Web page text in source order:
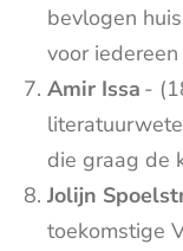
bevlogen
voor
Amir Issa -
die graag de
Jolijn
toekomstige